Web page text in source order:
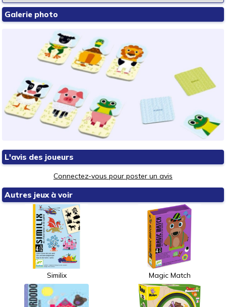
Galerie photo
L'avis des joueurs
Connectez-vous pour poster un avis
Autres jeux à voir
Similix Magic Match